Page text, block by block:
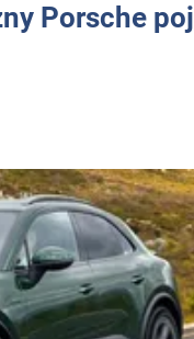
Porsche